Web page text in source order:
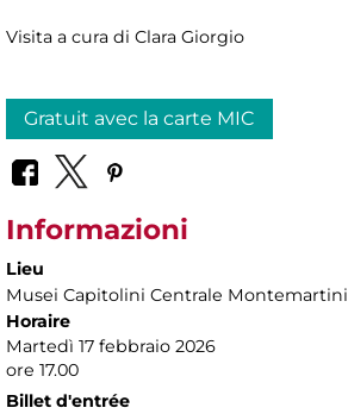
Visita a cura di Clara Giorgio
Gratuit avec la carte MIC
Informazioni
Lieu
Musei Capitolini Centrale Montemartini
Horaire
Martedì 17 febbraio 2026
ore 17.00
Billet d'entrée